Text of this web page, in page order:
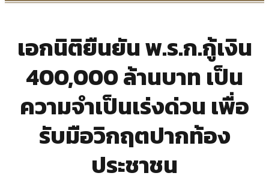
เอกนิติยืนยัน พ.ร.ก.กู้เงิน
400,000 ล้านบาท เป็น
ความจำเป็นเร่งด่วน เพื่อ
รับมือวิกฤตปากท้อง
ประชาชน